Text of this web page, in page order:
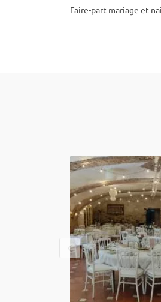
Faire-part mariage et